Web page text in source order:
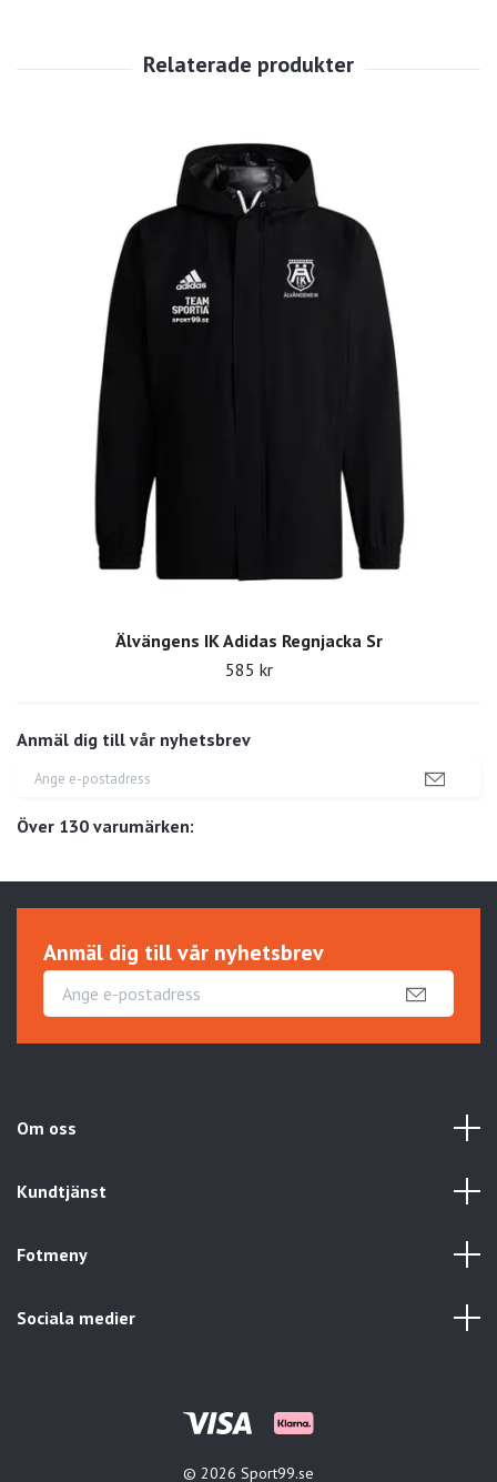
Anmäl dig till vår nyhetsbrev
Över 130 varumärken:
Älvängens IK Adidas Regnjacka Sr
585 kr
Anmäl dig till vår nyhetsbrev
Om oss
Kundtjänst
Fotmeny
Sociala medier
© 2026 Sport99.se